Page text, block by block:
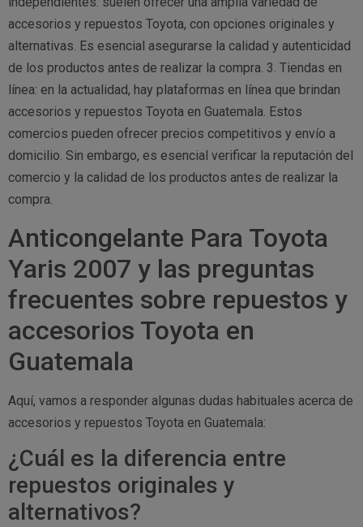
accesorios y repuestos Toyota, con opciones originales y
alternativas. Es esencial asegurarse la calidad y autenticidad
de los productos antes de realizar la compra. 3. Tiendas en
línea: en la actualidad, hay plataformas en línea que brindan
accesorios y repuestos Toyota en Guatemala. Estos
comercios pueden ofrecer precios competitivos y envío a
domicilio. Sin embargo, es esencial verificar la reputación del
comercio y la calidad de los productos antes de realizar la
compra.
Anticongelante Para Toyota
Yaris 2007 y las preguntas
frecuentes sobre repuestos y
accesorios Toyota en
Guatemala
Aquí, vamos a responder algunas dudas habituales acerca de
accesorios y repuestos Toyota en Guatemala:
¿Cuál es la diferencia entre
repuestos originales y
alternativos?